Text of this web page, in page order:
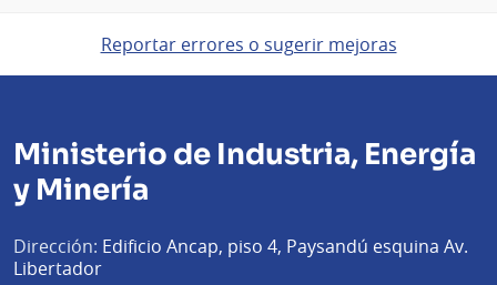
Reportar errores o sugerir mejoras
Ministerio de Industria, Energía
y Minería
Dirección: Edificio Ancap, piso 4, Paysandú esquina Av.
Libertador